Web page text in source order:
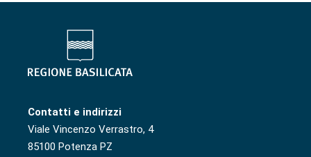
Contatti e indirizzi
Viale Vincenzo Verrastro, 4
85100 Potenza PZ